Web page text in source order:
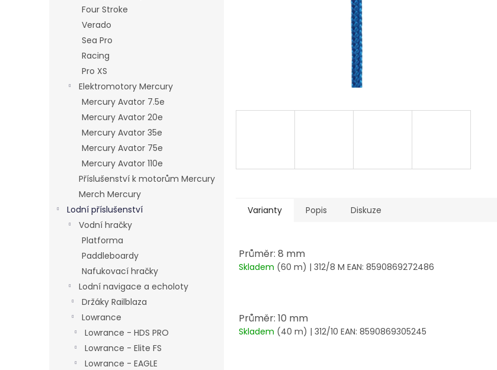
Four Stroke
Verado
Sea Pro
Racing
Pro XS
Elektromotory Mercury
Mercury Avator 7.5e
Mercury Avator 20e
Mercury Avator 35e
Mercury Avator 75e
Mercury Avator 110e
Příslušenství k motorům Mercury
Merch Mercury
Lodní příslušenství
Vodní hračky
Platforma
Paddleboardy
Nafukovací hračky
Lodní navigace a echoloty
Držáky Railblaza
Lowrance
Lowrance - HDS PRO
Lowrance - Elite FS
Lowrance - EAGLE
Varianty Popis Diskuze
Průměr: 8 mm
Skladem (60 m) | 312/8 M EAN: 8590869272486
Průměr: 10 mm
Skladem (40 m) | 312/10 EAN: 8590869305245